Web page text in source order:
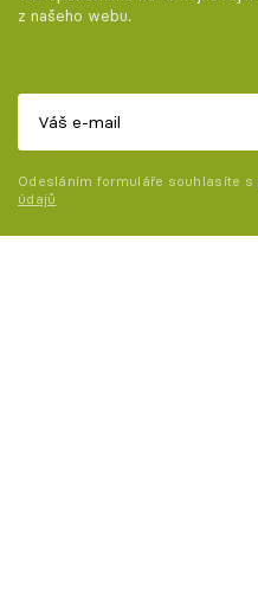
z našeho webu.
Odesláním formuláře souhlasíte s
údajů